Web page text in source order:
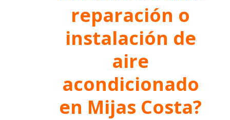
reparación o
instalación de
aire
acondicionado
en Mijas Costa?